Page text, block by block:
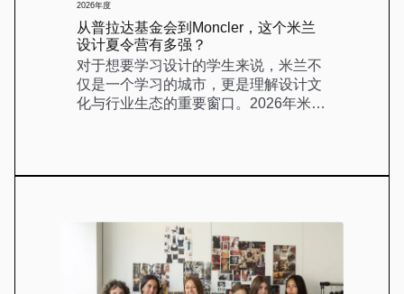
2026年度
从普拉达基金会到Moncler，这个米兰
设计夏令营有多强？
对于想要学习设计的学生来说，米兰不
仅是一个学习的城市，更是理解设计文
化与行业生态的重要窗口。2026年米兰